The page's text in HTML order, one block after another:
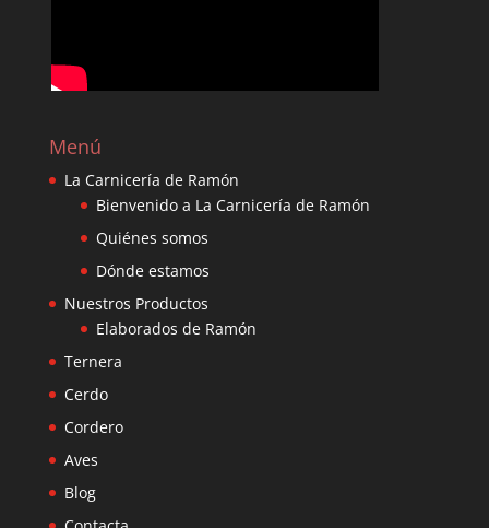
Menú
La Carnicería de Ramón
Bienvenido a La Carnicería de Ramón
Quiénes somos
Dónde estamos
Nuestros Productos
Elaborados de Ramón
Ternera
Cerdo
Cordero
Aves
Blog